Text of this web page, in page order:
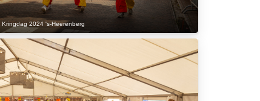
,Kringdag 2024 's-Heerenberg